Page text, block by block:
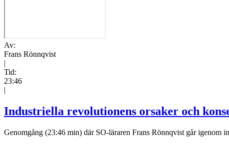
Av:
Frans Rönnqvist
|
Tid:
23:46
|
Industriella revolutionens orsaker och
Genomgång (23:46 min) där SO-läraren Frans Rönnqvist går igenom